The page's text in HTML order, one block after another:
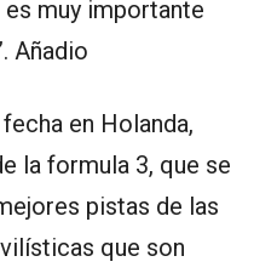
muy importante
Añadio
en Holanda,
la formula 3, que se
pistas de las
que son